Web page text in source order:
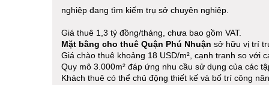
nghiệp đang tìm kiếm trụ sở chuyên nghiệp.
Giá thuê 1,3 tỷ đồng/tháng, chưa bao gồm VAT.
Mặt bằng cho thuê Quận Phú Nhuận sở hữu vị trí
Giá chào thuê khoảng 18 USD/m², cạnh tranh so với
Quy mô 3.000m² đáp ứng nhu cầu sử dụng của các
Khách thuê có thể chủ động thiết kế và bố trí công